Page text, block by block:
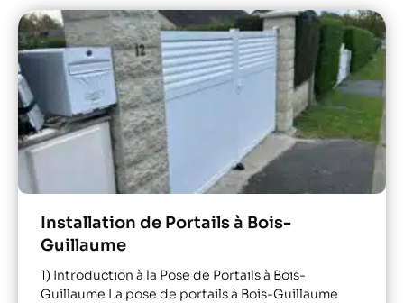
Installation de Portails à Bois-
Guillaume
1) Introduction à la Pose de Portails à Bois-
Guillaume La pose de portails à Bois-Guillaume